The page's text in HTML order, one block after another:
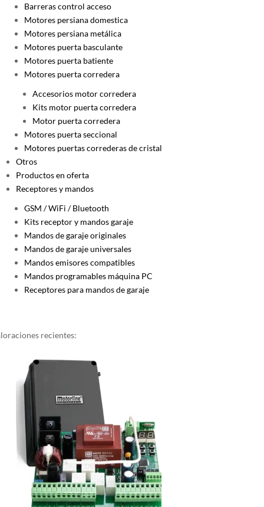
Barreras control acceso
Motores persiana domestica
Motores persiana metálica
Motores puerta basculante
Motores puerta batiente
Motores puerta corredera
Accesorios motor corredera
Kits motor puerta corredera
Motor puerta corredera
Motores puerta seccional
Motores puertas correderas de cristal
Otros
Productos en oferta
Receptores y mandos
GSM / WiFi / Bluetooth
Kits receptor y mandos garaje
Mandos de garaje originales
Mandos de garaje universales
Mandos emisores compatibles
Mandos programables máquina PC
Receptores para mandos de garaje
recientes: